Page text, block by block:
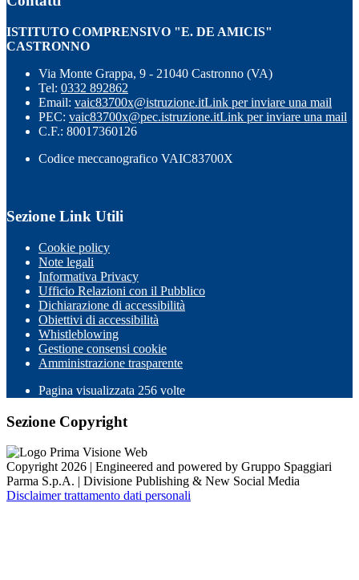
ISTITUTO COMPRENSIVO "E. DE AMICIS"
CASTRONNO
Via Monte Grappa, 9 - 21040 Castronno (VA)
Tel: 0332 892862
Email: vaic83700x@istruzione.itLink per inviare una mail
PEC: vaic83700x@pec.istruzione.itLink per inviare una mail
C.F.: 80017360126
Codice meccanografico VAIC83700X
Sezione Link Utili
Cookie policy
Note legali
Informativa Privacy
Ufficio Relazioni con il Pubblico
Dichiarazione di accessibilità
Obiettivi di accessibilità
Whistleblowing
Gestione consensi cookie
Amministrazione trasparente
Pagina visualizzata 256 volte
Sezione Copyright
Copyright 2026 | Engineered and powered by Gruppo Spaggiari
Parma S.p.A. | Divisione Publishing & New Social Media
Disclaimer trattamento dati personali